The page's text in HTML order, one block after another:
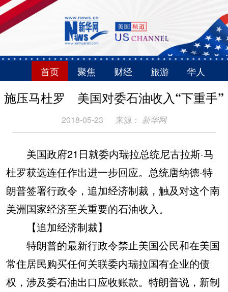
首页 聚焦 财经 旅游 华人
施压马杜罗 美国对委石油收入“下重手”
2018-05-23 来源： 新华网
美国政府21日就委内瑞拉总统尼古拉斯·马
杜罗获选连任作出进一步回应。总统唐纳德·特
朗普签署行政令，追加经济制裁，触及对这个南
美洲国家经济至关重要的石油收入。
【追加经济制裁】
特朗普的最新行政令禁止美国公民和在美国
常住居民购买任何关联委内瑞拉国有企业的债
权，涉及委石油出口应收账款。特朗普说，新制